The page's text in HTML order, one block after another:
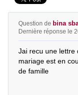
Question de bina
Dernière réponse le
Jai recu une lettre
mariage est en
de famille